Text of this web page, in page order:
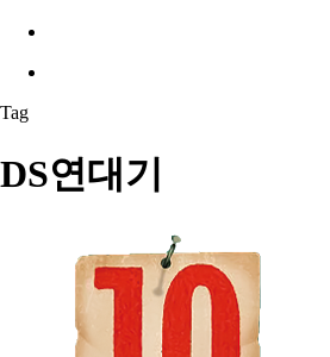
Tag
DS연대기